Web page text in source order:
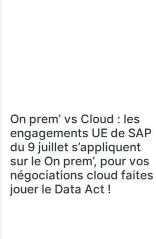
On prem’ vs Cloud : les
engagements UE de SAP
du 9 juillet s’appliquent
sur le On prem’, pour vos
négociations cloud faites
jouer le Data Act !